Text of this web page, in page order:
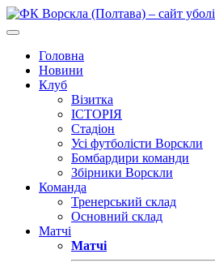
Головна
Новини
Клуб
Візитка
ІСТОРІЯ
Стадіон
Усі футболісти Ворскли
Бомбардири команди
Збірники Ворскли
Команда
Тренерський склад
Основний склад
Матчі
Матчі